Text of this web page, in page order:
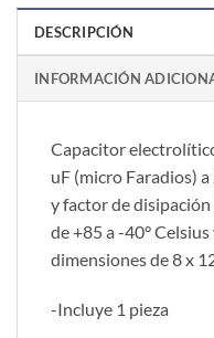
DESCRIPCIÓN
INFORMACIÓN
Capacitor
uF (micro Faradios)
y factor de
de +85 a -40°
dimensiones de 8 x
-Incluye 1 pieza